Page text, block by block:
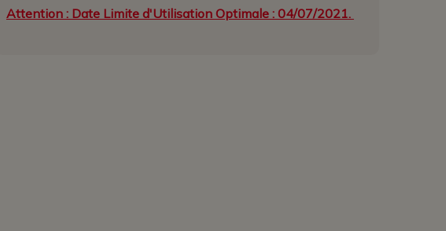
Attention : Date Limite d'Utilisation Optimale : 04/07/2021.